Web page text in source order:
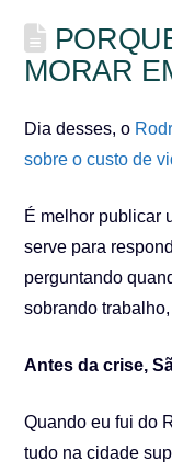
MORAR
Dia desses, o
sobre o custo de
É melhor publicar
serve para
perguntando
sobrando
Antes da crise,
Quando eu fui do
tudo na cidade